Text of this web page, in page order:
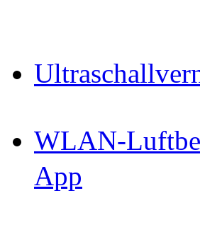
WLAN-
App